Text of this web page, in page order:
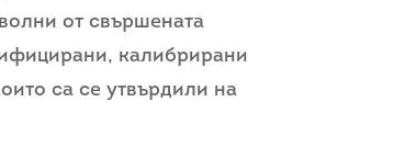
от свършената
калибрирани
са се утвърдили на